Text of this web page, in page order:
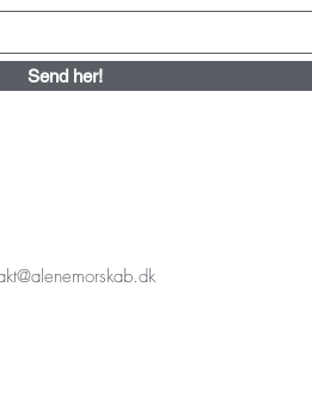
Send her!